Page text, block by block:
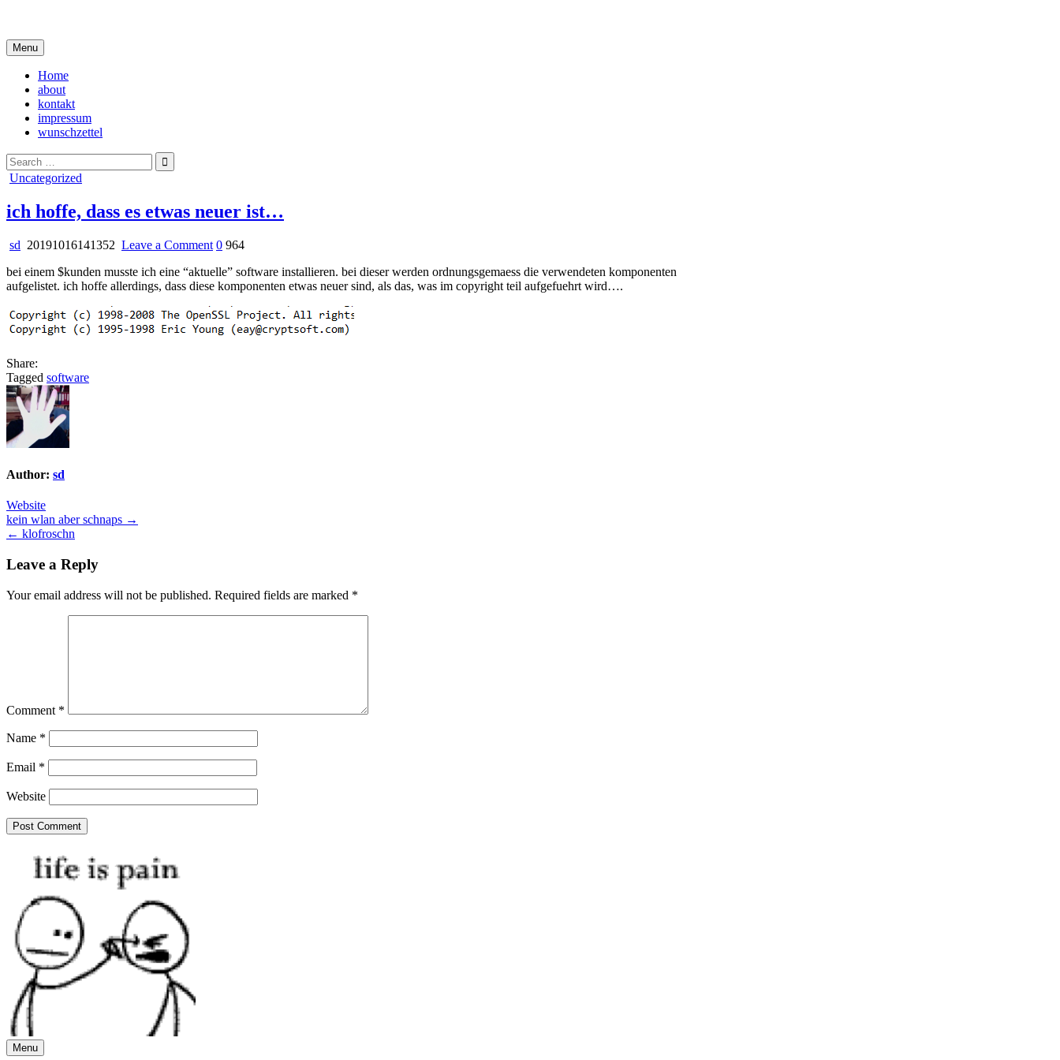
content
Menu
Home
about
kontakt
impressum
wunschzettel
Search
for:
Posted
Uncategorized
ich hoffe, dass es etwas neuer ist…
sd 20191016141352 Leave a Commenton
hoffe,
dass
etwas
neuer
0 964
bei einem $kunden musste ich eine “aktuelle” software installieren. bei dieser werden ordnungsgemaess die verwendeten komponenten
aufgelistet. ich hoffe allerdings, dass diese komponenten etwas neuer sind, als das, was im copyright teil aufgefuehrt wird….
Share:
Tagged software
Author: sd
Website
Post
navigation
kein wlan aber schnaps →
← klofroschn
Leave a Reply
Your email address will not be published. Required fields are marked *
Comment *
Name *
Email *
Website
Menu